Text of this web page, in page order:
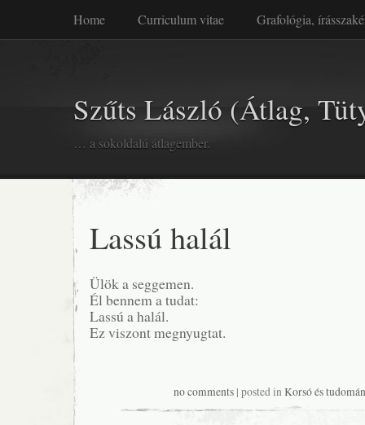
Home Curriculum vitae Grafológia,
… a sokoldalú átlagember.
Szűts László (Átlag,
Lassú halál
Ülök a seggemen.
Él bennem a tudat:
Lassú a halál.
Ez viszont megnyugtat.
no comments | posted inKorsó és